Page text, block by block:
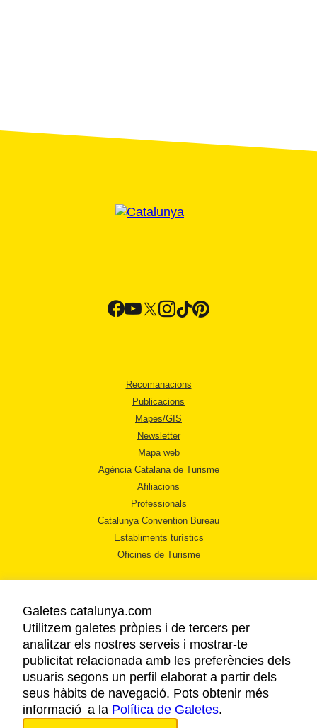
Recomanacions
Publicacions
Mapes/GIS
Newsletter
Mapa web
Agència Catalana de Turisme
Afiliacions
Professionals
Catalunya Convention Bureau
Establiments turístics
Oficines de Turisme
AVÍS LEGAL
POLÍTICA DE PRIVACITAT
COOKIES
ACCESSIBILITAT
Galetes catalunya.com
Utilitzem galetes pròpies i de tercers per
analitzar els nostres serveis i mostrar-te
publicitat relacionada amb les preferències dels
usuaris segons un perfil elaborat a partir dels
seus hàbits de navegació. Pots obtenir més
informació a la Política de Galetes.